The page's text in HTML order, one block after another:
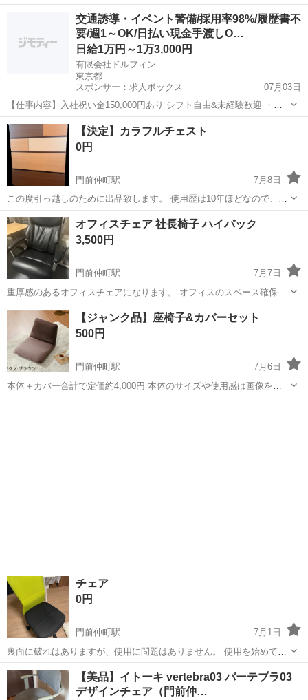
修理は難しいとののとです。 買い替えるため出品します。 切ってしま
った箇所は写真参照ください。 お店の人曰く、そんなに影響ないので
は？とのことです。 ...
門前仲町駅 寝具
交通誘導・イベント警備/採用率98%/履歴書不
要/週1～OK/日払い現金手渡しO…
日給1万円～1万3,000円
有限会社ドルフィン
東京都
スポンサー：求人ボックス
07月03日
【仕事内容】入社祝い金150,000円あり シフト自由&未経験歓迎
・直
行直帰OK ・一部車・自転車・バイク通勤OK ・週1～OK ・日払い・
週払いOK、現金手渡しも可能です! <仕事内容> 建築・土木工事現場
で...
アルバイト・パート
【決定】カラフルチェスト
0円
門前仲町駅
7月8日
この度引っ越しのために出品致します。 使用歴は10年ほどなので、経
年劣化や角の禿、一部、色墨がありますので お写真でよくご確認くだ
さい。 【外枠】横幅80cm 奥行42.5cm 高さ104cm 【内枠】一段
目、2...
東京 江東区 門前仲町駅 収納家具
オフィスチェア 社長椅子 ハイバック
3,500円
門前仲町駅
7月7日
重厚感のあるオフィスチェアになります。 オフィスのスペース確保の
ため手放すことにしました。 リクライニング機能はありませんが、座
り心地は抜群で仕事のモチベーション向上に如何でしょうか？ この部
類の中では大き目の作りに感じま...
東京 江東区 門前仲町駅 オフィス用家具 オフィス
【ジャンク品】座椅子&カバーセット
500円
門前仲町駅
7月6日
本体＋カバー合計で定価約4,000円 本体のサイズや使用感は画像をご
チェア
0円
門前仲町駅
7月1日
裏面に破れはありますが、使用に問題はありません。 使用を始めて5
年程度ですが、引越しに伴い不要になったため出品いたします。 高さ
の設定が可能です。
東京 江東区 門前仲町駅 椅子
【美品】イトーキ vertebra03 バーテブラ03
デザインチェア（門前仲…